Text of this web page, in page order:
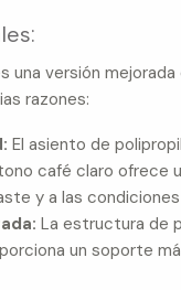
una versión mejorada
razones:
El asiento de
café claro ofrece
y a las
La estructura de
un soporte